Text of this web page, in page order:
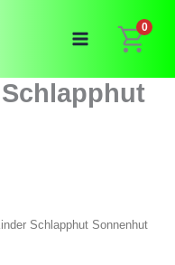
0
Schlapphut Sonnenhut